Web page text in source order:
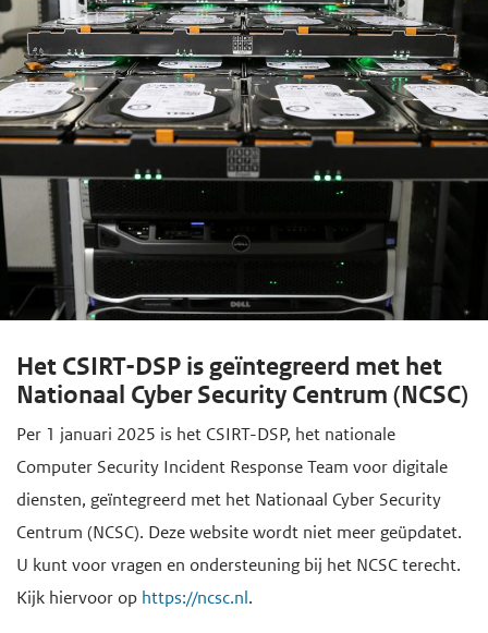
Het CSIRT-DSP is geïntegreerd met het
Nationaal Cyber Security Centrum (NCSC)
Per 1 januari 2025 is het CSIRT-DSP, het nationale
Computer Security Incident Response Team voor digitale
diensten, geïntegreerd met het Nationaal Cyber Security
Centrum (NCSC). Deze website wordt niet meer geüpdatet.
U kunt voor vragen en ondersteuning bij het NCSC terecht.
Kijk hiervoor op https://ncsc.nl.